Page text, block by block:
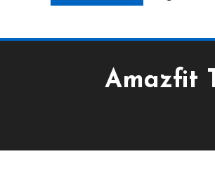
Amazfit